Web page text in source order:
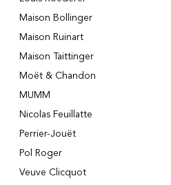
Maison Bollinger
Maison Ruinart
Maison Taittinger
Moët & Chandon
MUMM
Nicolas Feuillatte
Perrier-Jouët
Pol Roger
Veuve Clicquot